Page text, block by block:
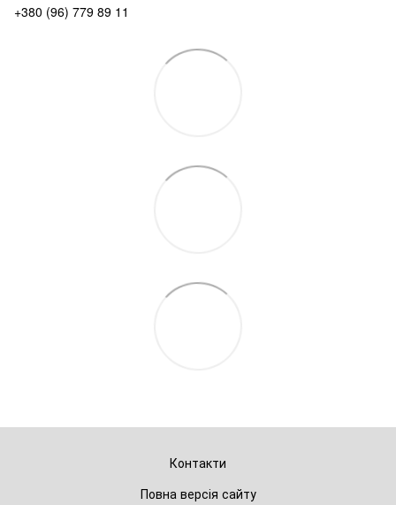
+380 (96) 779 89 11
Контакти
Повна версія сайту